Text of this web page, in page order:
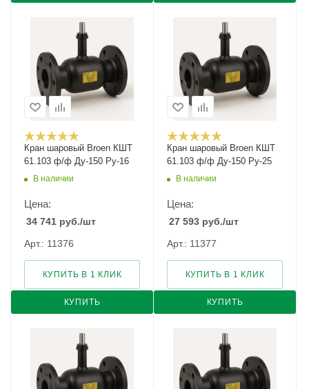
Кран шаровый Broen КШТ
61.103 ф/ф Ду-150 Ру-16
В наличии
Цена:
34 741 руб./шт
Арт.: 11376
КУПИТЬ
КУПИТЬ В 1 КЛИК
Кран шаровый Broen КШТ
61.103 ф/ф Ду-150 Ру-25
В наличии
Цена:
27 593 руб./шт
Арт.: 11377
КУПИТЬ
КУПИТЬ В 1 КЛИК